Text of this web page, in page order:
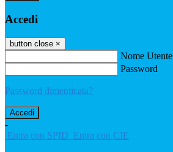
Accedi
button close ×
Nome Utente
Password
Password dimenticata?
-
Entra con SPID Entra con CIE